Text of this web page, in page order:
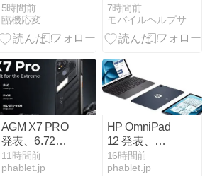
「紅椿の湯」
に閉館の情
報…サウナと
揚げを惜しむ
5時間前
臨機応変
マスター！で
きない時の解
決策も
7時間前
AGM X7 PRO
発表、6.72イ
ンチ・サーマ
ルカメラ搭載
11時間前
phablet.jp
HP OmniPad
12 発表、
Snapdragon 6
Gen 3搭載の
16時間前
phablet.jp